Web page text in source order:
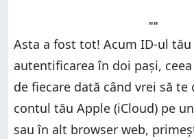
""
Asta a fost tot! Acum ID-ul
autentificarea în doi pași,
de fiecare dată când vrei să te
contul tău Apple (iCloud) pe
sau în alt browser web,